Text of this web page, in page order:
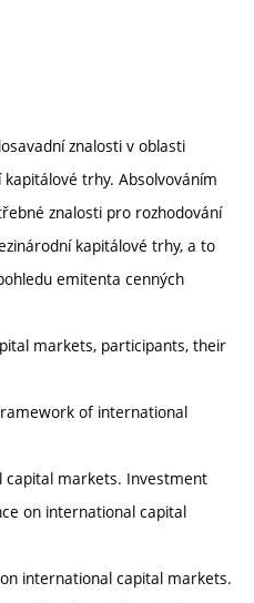
znalosti v oblasti
trhy. Absolvováním
znalosti pro rozhodování
kapitálové trhy, a to
emitenta cenných
markets, participants, their
of international
markets. Investment
on international capital
international capital markets.